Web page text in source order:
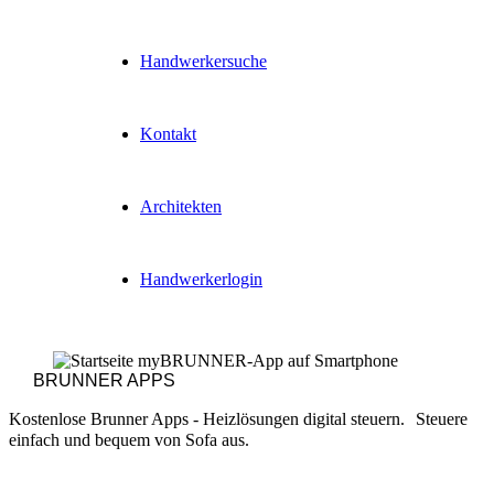
Handwerkersuche
Kontakt
Architekten
Handwerkerlogin
BRUNNER APPS
Kostenlose Brunner Apps - Heizlösungen digital steuern. Steuere
einfach und bequem von Sofa aus.